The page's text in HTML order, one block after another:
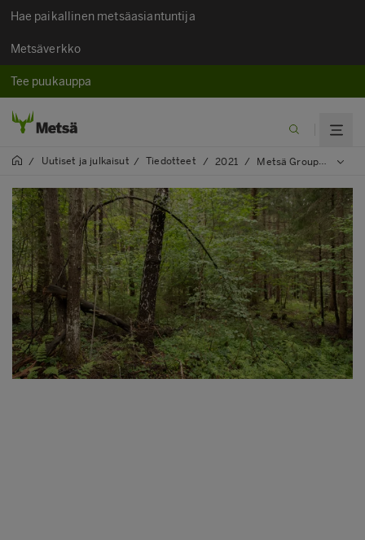
Hae paikallinen metsäasiantuntija
Metsäverkko
Tee puukauppa
/ Uutiset ja julkaisut​ / Tiedotteet / 2021 / Metsä Group suosittelee lehdoille ensisijaisesti luonnonhoitoa